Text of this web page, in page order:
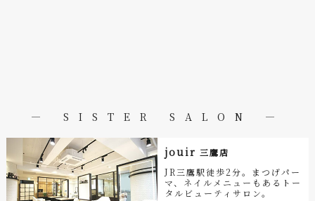
― SISTER SALON ―
jouir 三鷹店
JR三鷹駅徒歩2分。まつげパー
マ、ネイルメニューもあるトー
タルビューティサロン。